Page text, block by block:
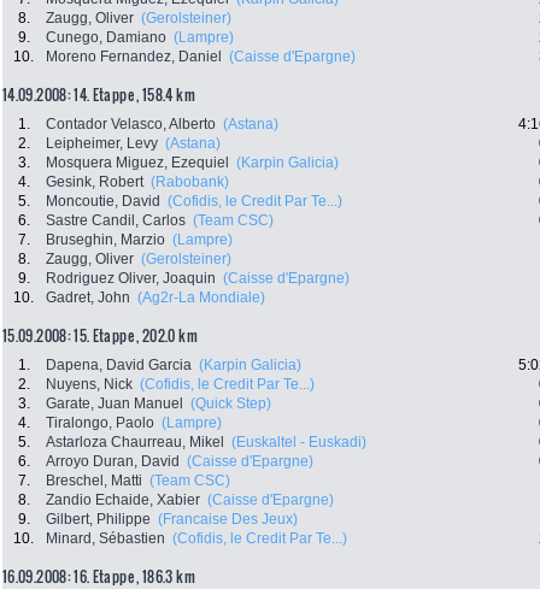
8.
Zaugg, Oliver (Gerolsteiner)
9.
Cunego, Damiano (Lampre)
10.
Moreno Fernandez, Daniel (Caisse d'Epargne)
14.09.2008: 14. Etappe , 158.4 km
1. Contador Velasco, Alberto (Astana)
2.
Leipheimer, Levy (Astana)
3.
Mosquera Miguez, Ezequiel (Karpin Galicia)
4.
Gesink, Robert (Rabobank)
5.
Moncoutie, David (Cofidis, le Credit Par Te...)
6.
Sastre Candil, Carlos (Team CSC)
7.
Bruseghin, Marzio (Lampre)
8.
Zaugg, Oliver (Gerolsteiner)
9.
Rodriguez Oliver, Joaquin (Caisse d'Epargne)
10.
Gadret, John (Ag2r-La Mondiale)
15.09.2008: 15. Etappe , 202.0 km
1. Dapena, David Garcia (Karpin Galicia)
2.
Nuyens, Nick (Cofidis, le Credit Par Te...)
3.
Garate, Juan Manuel (Quick Step)
4.
Tiralongo, Paolo (Lampre)
5.
Astarloza Chaurreau, Mikel (Euskaltel - Euskadi)
6.
Arroyo Duran, David (Caisse d'Epargne)
7.
Breschel, Matti (Team CSC)
8.
Zandio Echaide, Xabier (Caisse d'Epargne)
9.
Gilbert, Philippe (Francaise Des Jeux)
10.
Minard, Sébastien (Cofidis, le Credit Par Te...)
16.09.2008: 16. Etappe , 186.3 km